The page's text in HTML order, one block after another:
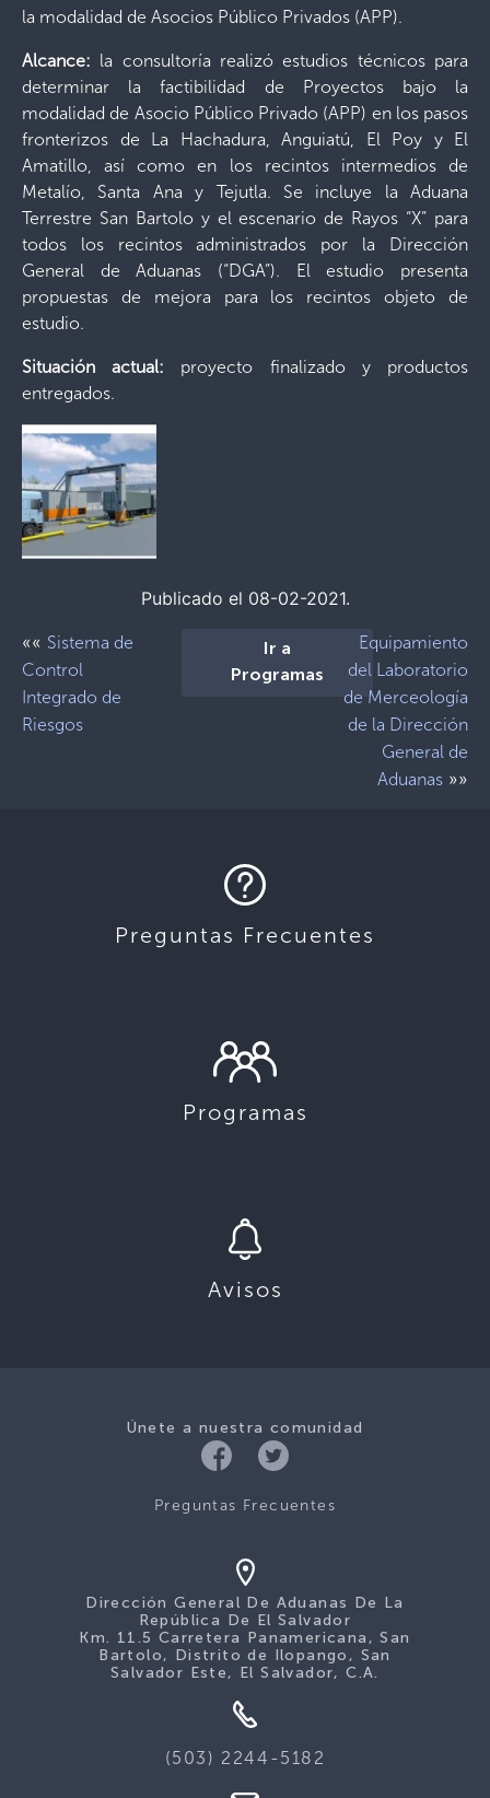
la modalidad de Asocios Público Privados (APP).
Alcance: la consultoría realizó estudios técnicos para
determinar la factibilidad de Proyectos bajo la
modalidad de Asocio Público Privado (APP) en los pasos
fronterizos de La Hachadura, Anguiatú, El Poy y El
Amatillo, así como en los recintos intermedios de
Metalío, Santa Ana y Tejutla. Se incluye la Aduana
Terrestre San Bartolo y el escenario de Rayos “X” para
todos los recintos administrados por la Dirección
General de Aduanas (“DGA”). El estudio presenta
propuestas de mejora para los recintos objeto de
estudio.
Situación actual: proyecto finalizado y productos
entregados.
Publicado el 08-02-2021.
«« Sistema de
Control
Integrado de
Riesgos
Ir a
Programas
Equipamiento
del Laboratorio
de Merceología
de la Dirección
General de
Aduanas»»
Preguntas Frecuentes
Programas
Avisos
Únete a nuestra comunidad
Preguntas Frecuentes
Dirección General De Aduanas De La
República De El Salvador
Km. 11.5 Carretera Panamericana, San
Bartolo, Distrito de Ilopango, San
Salvador Este, El Salvador, C.A.
(503) 2244-5182